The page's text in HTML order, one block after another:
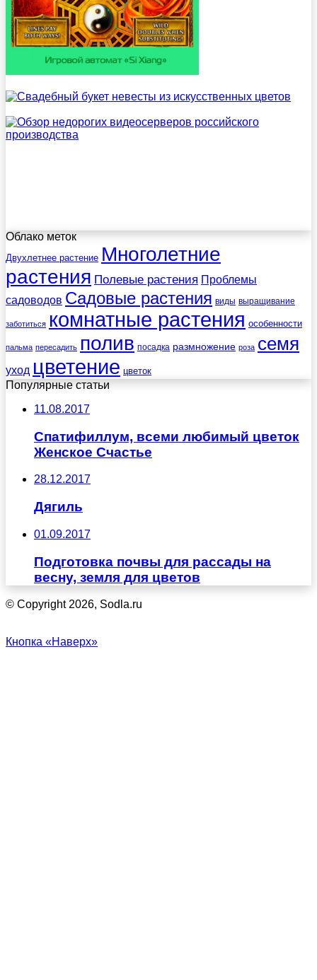
Облако меток
Двухлетнее растение Многолетние
растения Полевые растения Проблемы
садоводов Садовые растения виды выращивание
заботиться комнатные растения особенности
пальма пересадить полив посадка размножение роза семя
уход цветение цветок
Популярные статьи
11.08.2017
Спатифиллум, всеми любимый цветок
Женское Счастье
28.12.2017
Дягиль
01.09.2017
Подготовка почвы для рассады на
весну, земля для цветов
© Copyright 2026, Sodla.ru
Кнопка «Наверх»